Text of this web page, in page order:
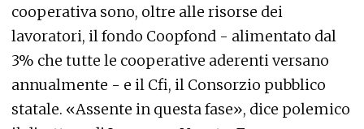
cooperativa sono, oltre alle risorse dei
lavoratori, il fondo Coopfond - alimentato dal
3% che tutte le cooperative aderenti versano
annualmente - e il Cfi, il Consorzio pubblico
statale. «Assente in questa fase», dice polemico